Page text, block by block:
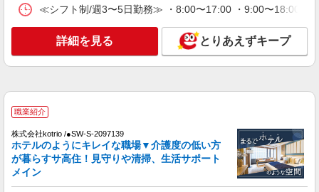
経験不問！ゼロからはじめる就労支援の正社員
【正社員】月給240,000〜400,000円 ・基本
給：200,000円〜220,000円 ・資格手当：10,000〜
30,000円 ・役職手当：10,000〜70,000円 ・処遇改
により変動） ・固定残業手当：20,000円（10時
認知症介護基礎研修 ・初任者研修 ・実務者研修
・介護福祉士 など
派遣社員
株式会社kotrio /●SW-H1-1986243
東十条駅の就労支援で作業見守りなど＊無資格
≪シフト制/週3〜5日勤務≫ ・8:00〜17:00 ・9:00〜18:00
詳細を見る とりあえずキープ
職業紹介
株式会社kotrio /●SW-S-2097139
ホテルのようにキレイな職場▼介護度の低い方
が暮らすサ高住！見守りや清掃、生活サポート
メイン